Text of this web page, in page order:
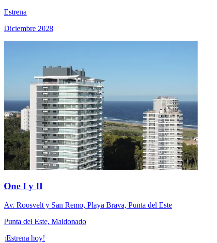
Estrena
Diciembre 2028
One I y II
Av. Roosvelt y San Remo, Playa Brava, Punta del Este
Punta del Este, Maldonado
¡Estrena hoy!